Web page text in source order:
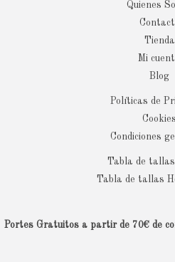
Quienes
Tienda
Mi
Blog
Políticas de
Cookies
Condiciones
Tabla de
Tabla de tallas
Portes Gratuitos a partir de 70€ de